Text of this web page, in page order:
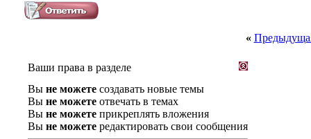
«
Ваши права в разделе
Вы не можете создавать новые темы
Вы не можете отвечать в темах
Вы не можете прикреплять вложения
Вы не можете редактировать свои сообщения